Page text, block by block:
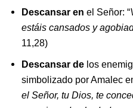
Descansar en el Señor: “
estáis cansados y
11,28)
Descansar de los
simbolizado por Amalec
el Señor, tu Dios, te